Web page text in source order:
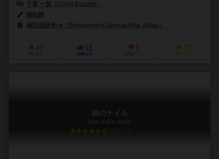
千夜 一葉（Chiya Kazuha）
猫転餅
植民地戦争+α（Shokuminchi Sensou Plus Alpha）
20
興味あり
11
経験あり
5
お気に入り
17
持ってる
暁のナイル
Nile in the dawn
6.1